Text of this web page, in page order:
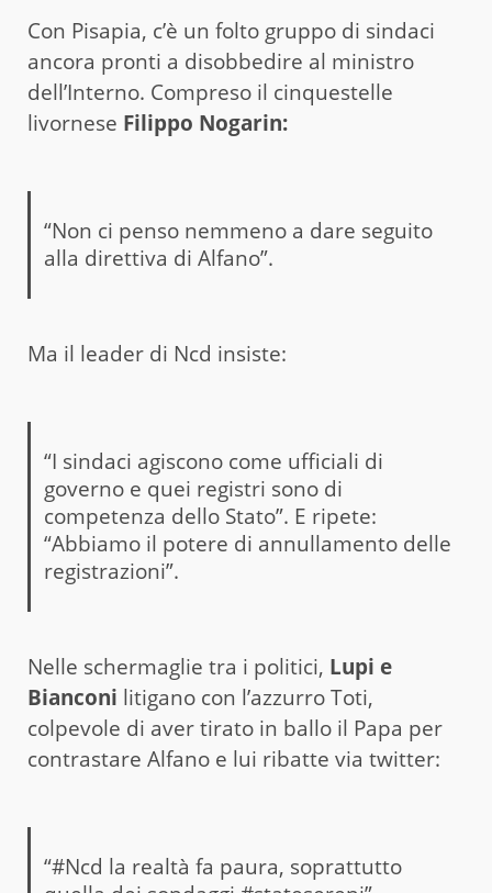
Con Pisapia, c’è un folto gruppo di sindaci
ancora pronti a disobbedire al ministro
dell’Interno. Compreso il cinquestelle
livornese Filippo Nogarin:
“Non ci penso nemmeno a dare seguito
alla direttiva di Alfano”.
Ma il leader di Ncd insiste:
“I sindaci agiscono come ufficiali di
governo e quei registri sono di
competenza dello Stato”. E ripete:
“Abbiamo il potere di annullamento delle
registrazioni”.
Nelle schermaglie tra i politici, Lupi e
Bianconi litigano con l’azzurro Toti,
colpevole di aver tirato in ballo il Papa per
contrastare Alfano e lui ribatte via twitter:
“#Ncd la realtà fa paura, soprattutto